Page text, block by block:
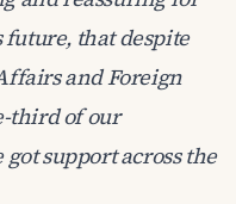
that despite
and Foreign
third of our
support across the